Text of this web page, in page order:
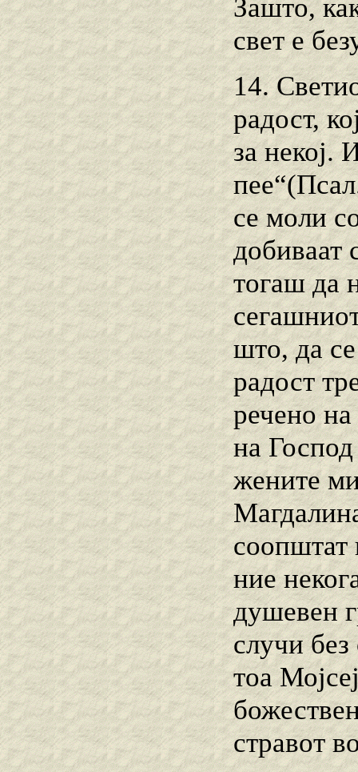
Зашто,
свет е
14.
радост,
за некој.
се моли
добиваат
тогаш да
што, да
радост
речено
на
жените
ние
душевен
случи
тоа
стравот